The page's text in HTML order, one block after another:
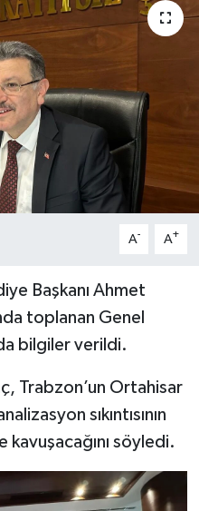
A- A+
Başkanı Ahmet
toplanan Genel
bilgiler verildi.
Trabzon’un Ortahisar
sıkıntısının
kavuşacağını söyledi.